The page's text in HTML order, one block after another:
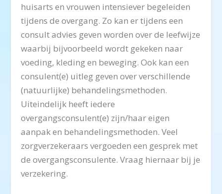
huisarts en vrouwen intensiever begeleiden
tijdens de overgang. Zo kan er tijdens een
consult advies geven worden over de leefwijze
waarbij bijvoorbeeld wordt gekeken naar
voeding, kleding en beweging. Ook kan een
consulent(e) uitleg geven over verschillende
(natuurlijke) behandelingsmethoden.
Uiteindelijk heeft iedere
overgangsconsulent(e) zijn/haar eigen
aanpak en behandelingsmethoden. Veel
zorgverzekeraars vergoeden een gesprek met
de overgangsconsulente. Vraag hiernaar bij je
verzekering.